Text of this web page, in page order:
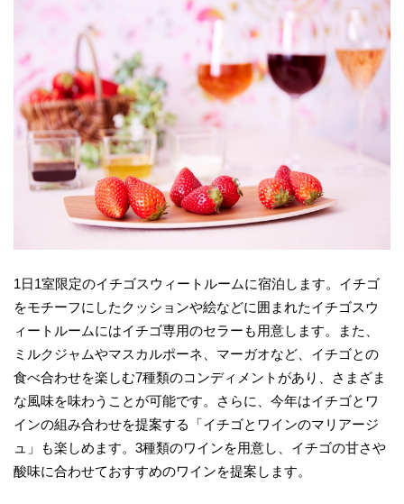
1日1室限定のイチゴスウィートルームに宿泊します。イチゴ
をモチーフにしたクッションや絵などに囲まれたイチゴスウ
ィートルームにはイチゴ専用のセラーも用意します。また、
ミルクジャムやマスカルポーネ、マーガオなど、イチゴとの
食べ合わせを楽しむ7種類のコンディメントがあり、さまざま
な風味を味わうことが可能です。さらに、今年はイチゴとワ
インの組み合わせを提案する「イチゴとワインのマリアージ
ュ」も楽しめます。3種類のワインを用意し、イチゴの甘さや
酸味に合わせておすすめのワインを提案します。